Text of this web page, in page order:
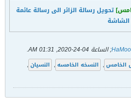
تحويل رسالة الزائر الى رسالة عائمة
; الساعة 04-24-2020, 01:31 AM
.
الخامس , النسخه الخامسه , النسيان ,